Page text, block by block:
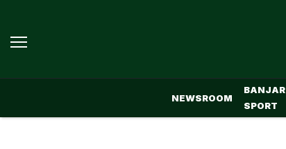
NEWSROOM
BANJAR
SPORT